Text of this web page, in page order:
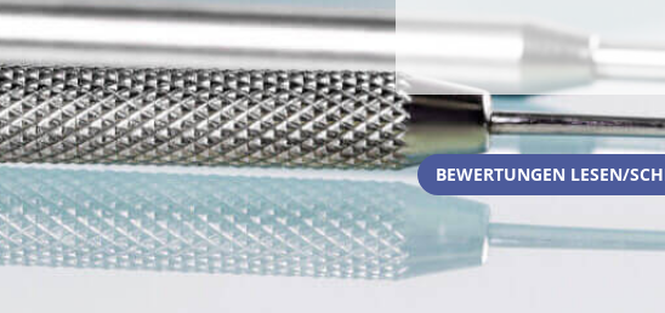
BEWERTUNGEN LESEN/